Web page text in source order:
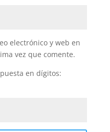
electrónico y web en
vez que comente.
en dígitos: